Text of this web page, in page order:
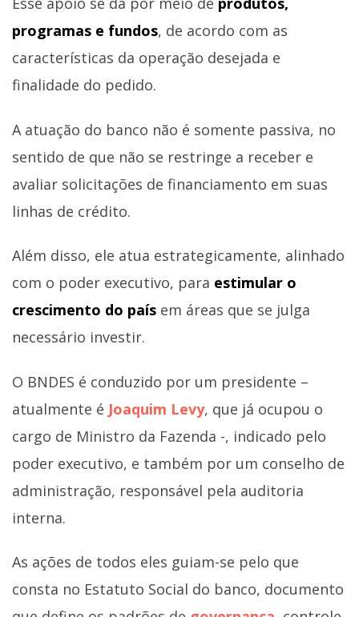
programas e fundos, de acordo com as
características da operação desejada e
finalidade do pedido.
A atuação do banco não é somente passiva, no
sentido de que não se restringe a receber e
avaliar solicitações de financiamento em suas
linhas de crédito.
Além disso, ele atua estrategicamente, alinhado
com o poder executivo, para estimular o
crescimento do país em áreas que se julga
necessário investir.
O BNDES é conduzido por um presidente –
atualmente é Joaquim Levy, que já ocupou o
cargo de Ministro da Fazenda -, indicado pelo
poder executivo, e também por um conselho de
administração, responsável pela auditoria
interna.
As ações de todos eles guiam-se pelo que
consta no Estatuto Social do banco, documento